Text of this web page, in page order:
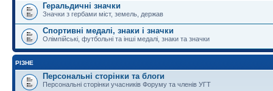
Геральдичні значки
Значки з гербами міст, земель, держав
Спортивні медалі, знаки і значки
Олімпійські, футбольні та інші медалі, знаки та значки
РІЗНЕ
Персональні сторінки та блоги
Персональні сторінки учасників Форуму та членів УГТ